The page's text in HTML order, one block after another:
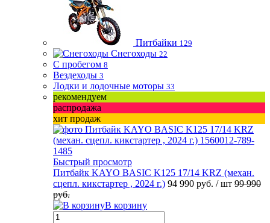
Питбайки 129
Снегоходы 22
С пробегом 8
Вездеходы 3
Лодки и лодочные моторы 33
рекомендуем
распродажа
хит продаж
Быстрый просмотр
Питбайк KAYO BASIC K125 17/14 KRZ (механ.
сцепл. кикстартер , 2024 г.) 94 990 руб. / шт 99 990
руб.
В корзину